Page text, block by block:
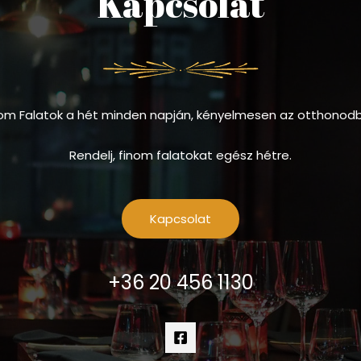
Falatok a hét minden napján, kényelmesen az
Rendelj, finom falatokat egész hétre.
Kapcsolat
+36 20 456 1130